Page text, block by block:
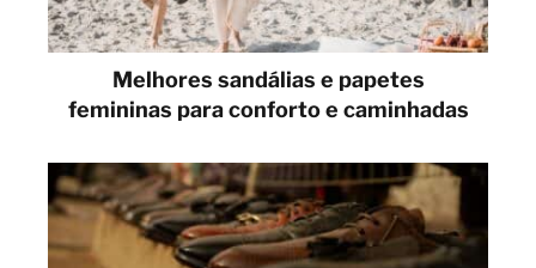
Melhores sandálias e papetes
femininas para conforto e caminhadas